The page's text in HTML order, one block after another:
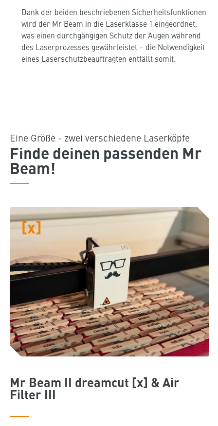
Dank der beiden beschriebenen Sicherheitsfunktionen
wird der Mr Beam in die Laserklasse 1 eingeordnet,
was einen durchgängigen Schutz der Augen während
des Laserprozesses gewährleistet – die Notwendigkeit
eines Laserschutzbeauftragten entfällt somit.
Eine Größe - zwei verschiedene Laserköpfe
Finde deinen passenden Mr
Beam!
[x]
Mr Beam II dreamcut [x] & Air
Filter III